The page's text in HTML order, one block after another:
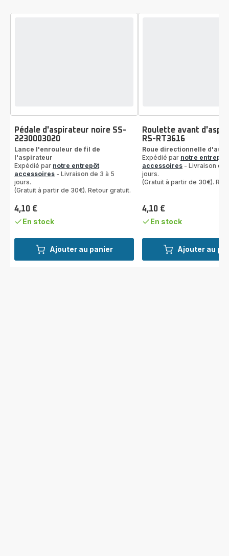
Ajouter au panier
Pédale d'aspirateur noire SS-
2230003020
Lance l'enrouleur de fil de
l'aspirateur
Expédié par notre entrepôt
accessoires - Livraison de 3 à 5
jours.
(Gratuit à partir de 30€). Retour gratuit.
Prix
4,10 €
En stock
Ajouter au
Roulette avant
RS-RT3616
Roue directionnelle
Expédié par notre entrepôt
accessoires - Livraison de
jours.
(Gratuit à partir de 30€).
Prix
4,10 €
En stock